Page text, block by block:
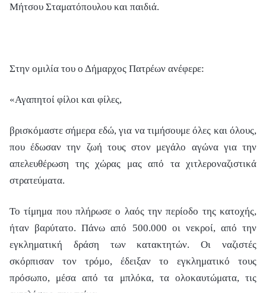
Μήτσου Σταματόπουλου και παιδιά.
Στην ομιλία του ο Δήμαρχος Πατρέων ανέφερε:
«Αγαπητοί φίλοι και φίλες,
βρισκόμαστε σήμερα εδώ, για να τιμήσουμε όλες και όλους,
που έδωσαν την ζωή τους στον μεγάλο αγώνα για την
απελευθέρωση της χώρας μας από τα χιτλεροναζιστικά
στρατεύματα.
Το τίμημα που πλήρωσε ο λαός την περίοδο της κατοχής,
ήταν βαρύτατο. Πάνω από 500.000 οι νεκροί, από την
εγκληματική δράση των κατακτητών. Οι ναζιστές
σκόρπισαν τον τρόμο, έδειξαν το εγκληματικό τους
πρόσωπο, μέσα από τα μπλόκα, τα ολοκαυτώματα, τις